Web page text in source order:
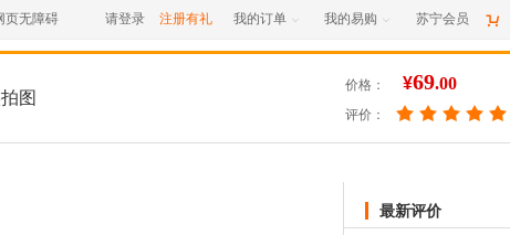
页无障碍 请登录 注册有礼 我的订单  我的易购  苏宁会员 
图
价格： ¥69.00
评价：
最新评价